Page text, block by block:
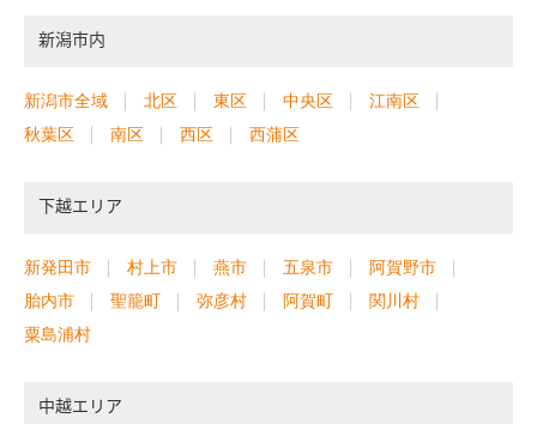
新潟市内
新潟市全域 北区 東区 中央区
江南区
秋葉区
南区 西区 西蒲区
下越エリア
新発田市 村上市 燕市 五泉市
阿賀野市
胎内市
聖籠町 弥彦村 阿賀町
関川村
粟島浦村
中越エリア